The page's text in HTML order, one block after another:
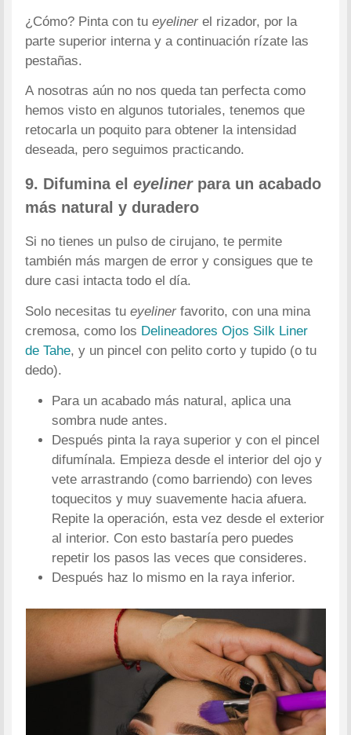
¿Cómo? Pinta con tueyeliner el rizador, por la
parte superior interna y a continuación rízate las
pestañas.
A nosotras aún no nos queda tan perfecta como
hemos visto en algunos tutoriales, tenemos que
retocarla un poquito para obtener la intensidad
deseada, pero seguimos practicando.
9. Difumina eleyelinerpara un acabado
más natural y duradero
Si no tienes un pulso de cirujano, te permite
también más margen de error y consigues que te
dure casi intacta todo el día.
Solo necesitas tueyeliner favorito, con una mina
cremosa, como los Delineadores Ojos Silk Liner
de Tahe, y un pincel con pelito corto y tupido (o tu
dedo).
Para un acabado más natural, aplica una
sombra nude antes.
Después pinta la raya superior y con el pincel
difumínala. Empieza desde el interior del ojo y
vete arrastrando (como barriendo) con leves
toquecitos y muy suavemente hacia afuera.
Repite la operación, esta vez desde el exterior
al interior. Con esto bastaría pero puedes
repetir los pasos las veces que consideres.
Después haz lo mismo en la raya inferior.